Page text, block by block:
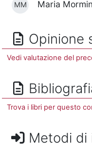
MM Maria
Opinione
Vedi valutazione del
Trova i libri per questo
Metodi di